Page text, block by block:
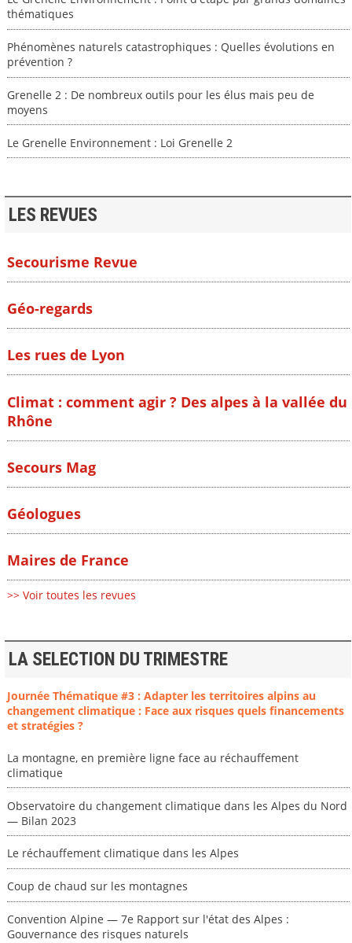
thématiques
Phénomènes naturels catastrophiques : Quelles évolutions en
prévention ?
Grenelle 2 : De nombreux outils pour les élus mais peu de
moyens
Le Grenelle Environnement : Loi Grenelle 2
LES REVUES
Secourisme Revue
Géo-regards
Les rues de Lyon
Climat : comment agir ? Des alpes à la vallée du
Rhône
Secours Mag
Géologues
Maires de France
>> Voir toutes les revues
LA SELECTION DU TRIMESTRE
Journée Thématique #3 : Adapter les territoires alpins au
changement climatique : Face aux risques quels financements
et stratégies ?
La montagne, en première ligne face au réchauffement
climatique
Observatoire du changement climatique dans les Alpes du Nord
— Bilan 2023
Le réchauffement climatique dans les Alpes
Coup de chaud sur les montagnes
Convention Alpine — 7e Rapport sur l'état des Alpes :
Gouvernance des risques naturels